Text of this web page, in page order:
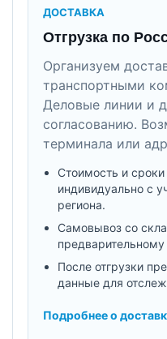
ДОСТАВКА
Отгрузка по
Организуем
транспортными
Деловые линии и
согласованию.
терминала или
Стоимость и
индивидуально с
региона.
Самовывоз со
После отгрузки
данные для
Подробнее о